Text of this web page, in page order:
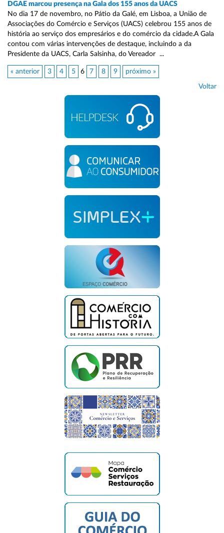
DGAE marcou presença na Gala dos 155 anos da UACS
No dia 17 de novembro, no Pátio da Galé, em Lisboa, a União de
Associações do Comércio e Serviços (UACS) celebrou 155 anos de
história ao serviço dos empresários e do comércio da cidade.A Gala
contou com várias intervenções de destaque, incluindo a da
Presidente da UACS, Carla Salsinha, do Vereador ...
« anterior 3 4 5 6 7 8 9 próximo »
Voltar